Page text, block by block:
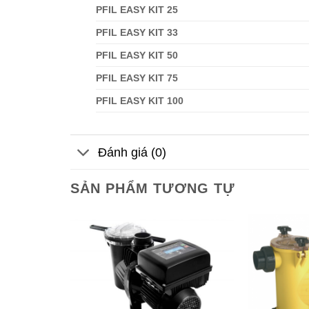
PFIL EASY KIT 25
PFIL EASY KIT 33
PFIL EASY KIT 50
PFIL EASY KIT 75
PFIL EASY KIT 100
Đánh giá (0)
SẢN PHẨM TƯƠNG TỰ